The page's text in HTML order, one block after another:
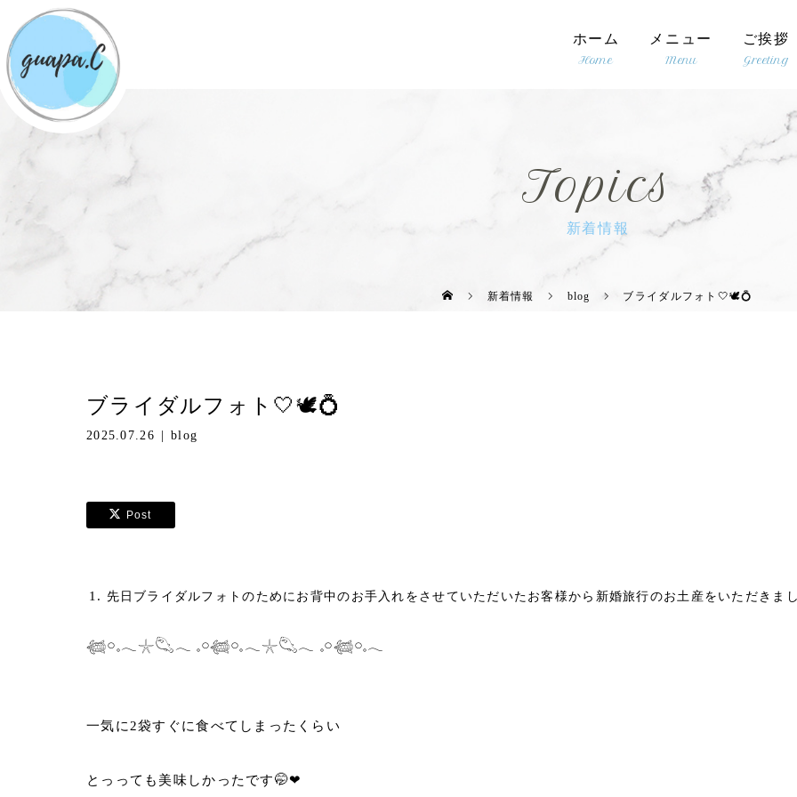
ホーム メニュー ご挨拶
Topics
新着情報
新着情報 blog ブライダルフォト🤍🕊💍
ブライダルフォト🤍🕊💍
2025.07.26 blog
Post
先日ブライダルフォトのためにお背中のお手入れをさせていただいたお客様から新婚旅行のお土産をいただきま
𓆉𓏸𓈒𓂃𓇼𓆡𓂃 𓈒𓏸𓆉𓏸𓈒𓂃𓇼𓆡𓂃 𓈒𓏸𓆉𓏸𓈒𓂃
一気に2袋すぐに食べてしまったくらい
とっっても美味しかったです🤭❤︎